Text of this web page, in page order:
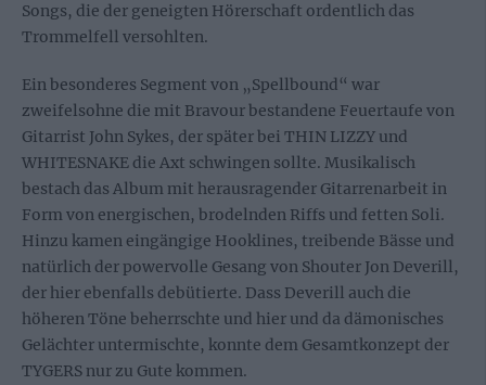
Songs, die der geneigten Hörerschaft ordentlich das
Trommelfell versohlten.
Ein besonderes Segment von „Spellbound“ war
zweifelsohne die mit Bravour bestandene Feuertaufe von
Gitarrist John Sykes, der später bei THIN LIZZY und
WHITESNAKE die Axt schwingen sollte. Musikalisch
bestach das Album mit herausragender Gitarrenarbeit in
Form von energischen, brodelnden Riffs und fetten Soli.
Hinzu kamen eingängige Hooklines, treibende Bässe und
natürlich der powervolle Gesang von Shouter Jon Deverill,
der hier ebenfalls debütierte. Dass Deverill auch die
höheren Töne beherrschte und hier und da dämonisches
Gelächter untermischte, konnte dem Gesamtkonzept der
TYGERS nur zu Gute kommen.